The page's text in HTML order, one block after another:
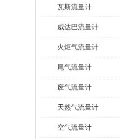
瓦斯流量计
威达巴流量计
火炬气流量计
尾气流量计
废气流量计
天然气流量计
空气流量计